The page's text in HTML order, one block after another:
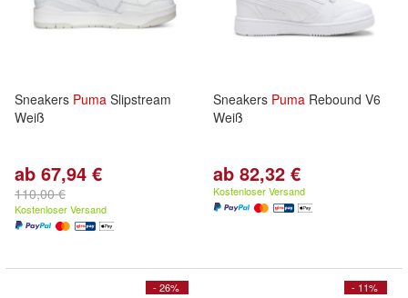
Sneakers Puma Slipstream
Weiß
ab 67,94 €
110,00 €
Kostenloser Versand
Sneakers Puma Rebound V6
Weiß
ab 82,32 €
Kostenloser Versand
- 26% - 11%